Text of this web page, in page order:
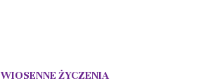
WIOSENNE ŻYCZENIA